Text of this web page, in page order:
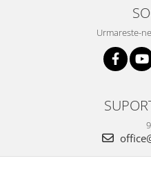
Urmareste-